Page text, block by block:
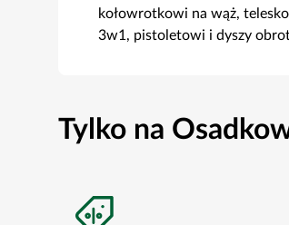
kołowrotkowi na wąż,
3w1, pistoletowi i dyszy
Tylko na